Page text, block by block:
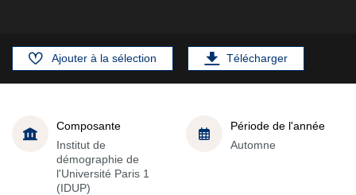
Ajouter à la sélection Télécharger
Composante
Institut de
démographie de
l'Université Paris 1
(IDUP)
Période de l'année
Automne